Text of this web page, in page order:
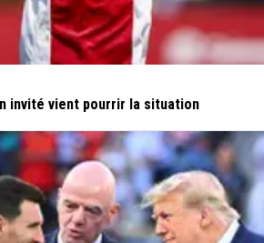
invité vient pourrir la situation